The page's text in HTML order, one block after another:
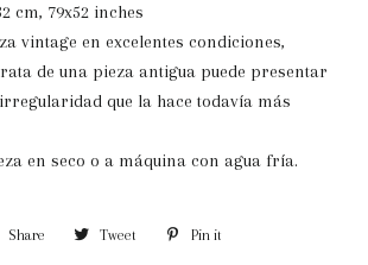
cm, 79x52 inches
vintage en excelentes condiciones,
de una pieza antigua puede presentar
que la hace todavía más
en seco o a máquina con agua fría.
Share Share Tweet Tweet Pin it